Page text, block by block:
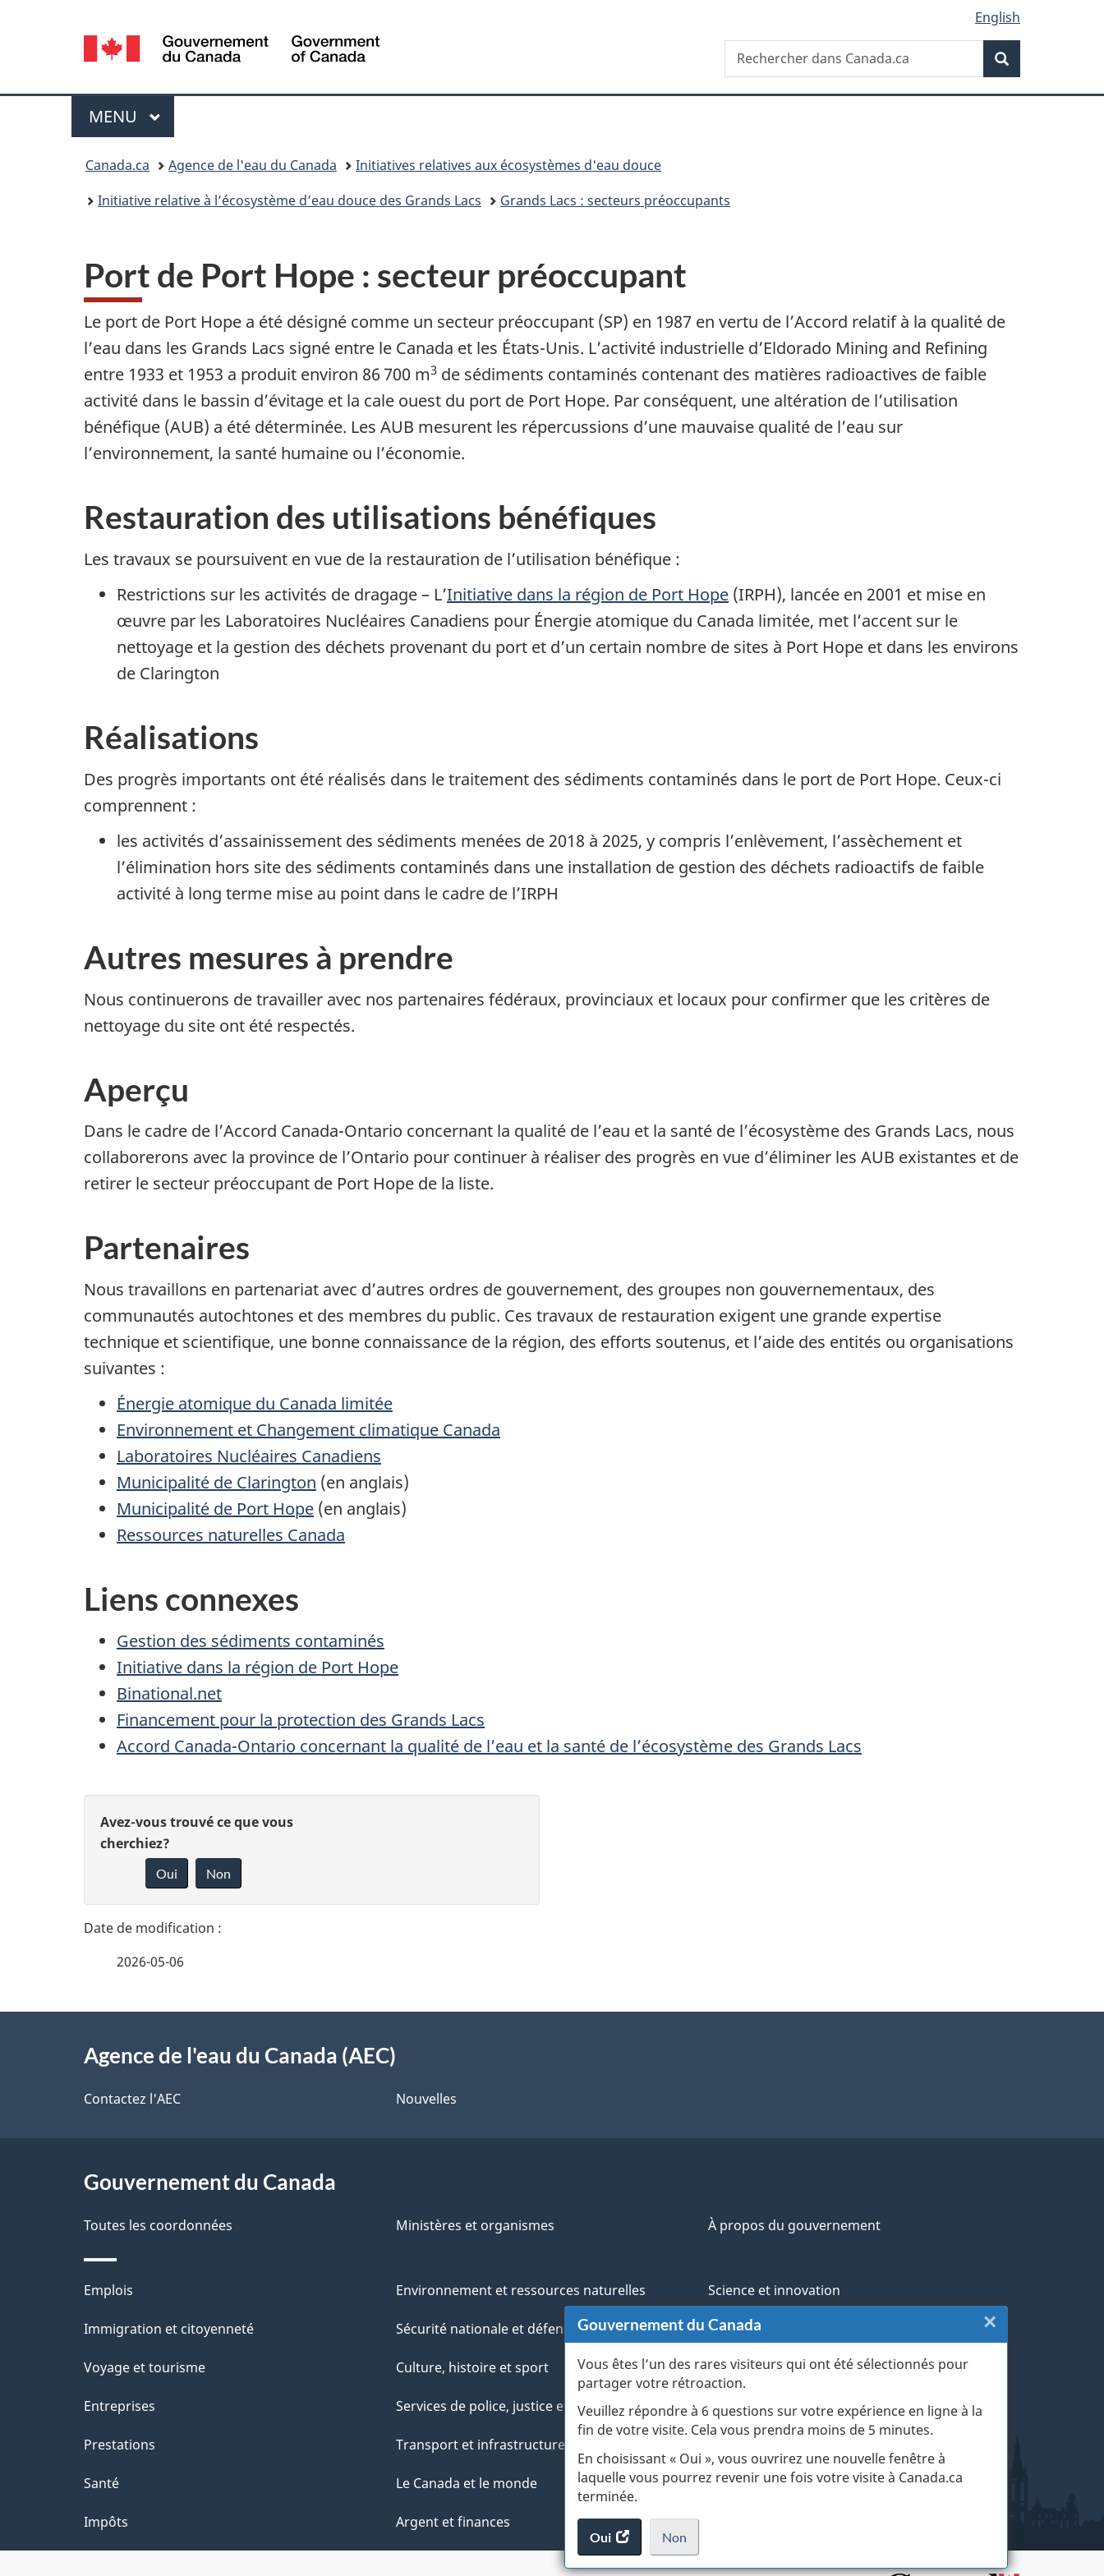
Invitations
sujet
HTML
Sélection
de
la
langue
English
Canada
Recherche
Rechercher
dans
Menu
MENU PRINCIPAL
Canada.ca Agence de l'eau du Canada
Initiatives relatives aux écosystèmes d'eau douce
Initiative relative à l’écosystème d’eau douce des Grands Lacs
Grands Lacs : secteurs préoccupants
Gouvernement du Canada
Vous êtes l’un des rares visiteurs qui ont été sélectionnés pour
partager votre rétroaction.
Veuillez répondre à 6 questions sur votre expérience en ligne à la
fin de votre visite. Cela vous prendra moins de 5 minutes.
En choisissant « Oui », vous ouvrirez une nouvelle fenêtre à
laquelle vous pourrez revenir une fois votre visite à Canada.ca
terminée.
Oui
accéder
au
Non
je
.
×
Port de Port Hope : secteur préoccupant
Le port de Port Hope a été désigné comme un secteur préoccupant (SP) en 1987 en vertu de l’Accord relatif à la qualité de
l’eau dans les Grands Lacs signé entre le Canada et les États-Unis. L’activité industrielle d’Eldorado Mining and Refining
entre 1933 et 1953 a produit environ 86 700 m3 de sédiments contaminés contenant des matières radioactives de faible
activité dans le bassin d’évitage et la cale ouest du port de Port Hope. Par conséquent, une altération de l’utilisation
bénéfique (AUB) a été déterminée. Les AUB mesurent les répercussions d’une mauvaise qualité de l’eau sur
l’environnement, la santé humaine ou l’économie.
Restauration des utilisations bénéfiques
Les travaux se poursuivent en vue de la restauration de l’utilisation bénéfique :
Restrictions sur les activités de dragage – L’Initiative dans la région de Port Hope (IRPH), lancée en 2001 et mise en
œuvre par les Laboratoires Nucléaires Canadiens pour Énergie atomique du Canada limitée, met l’accent sur le
nettoyage et la gestion des déchets provenant du port et d’un certain nombre de sites à Port Hope et dans les environs
de Clarington
Réalisations
Des progrès importants ont été réalisés dans le traitement des sédiments contaminés dans le port de Port Hope. Ceux-ci
comprennent :
les activités d’assainissement des sédiments menées de 2018 à 2025, y compris l’enlèvement, l’assèchement et
l’élimination hors site des sédiments contaminés dans une installation de gestion des déchets radioactifs de faible
activité à long terme mise au point dans le cadre de l’IRPH
Autres mesures à prendre
Nous continuerons de travailler avec nos partenaires fédéraux, provinciaux et locaux pour confirmer que les critères de
nettoyage du site ont été respectés.
Aperçu
Dans le cadre de l’Accord Canada-Ontario concernant la qualité de l’eau et la santé de l’écosystème des Grands Lacs, nous
collaborerons avec la province de l’Ontario pour continuer à réaliser des progrès en vue d’éliminer les AUB existantes et de
retirer le secteur préoccupant de Port Hope de la liste.
Partenaires
Nous travaillons en partenariat avec d’autres ordres de gouvernement, des groupes non gouvernementaux, des
communautés autochtones et des membres du public. Ces travaux de restauration exigent une grande expertise
technique et scientifique, une bonne connaissance de la région, des efforts soutenus, et l’aide des entités ou organisations
suivantes :
Énergie atomique du Canada limitée
Environnement et Changement climatique Canada
Laboratoires Nucléaires Canadiens
Municipalité de Clarington (en anglais)
Municipalité de Port Hope (en anglais)
Ressources naturelles Canada
Liens connexes
Gestion des sédiments contaminés
Initiative dans la région de Port Hope
Binational.net
Financement pour la protection des Grands Lacs
Accord Canada-Ontario concernant la qualité de l’eau et la santé de l’écosystème des Grands Lacs
D
é
a
l
s
d
a
p
a
g
e
D
n
v
o
r
o
a
c
t
i
s
Avez-vous trouvé ce que vous
cherchiez?
Oui Non
2026-05-06
proposAgence de l'eau du Canada (AEC)
Contactez l'AEC Nouvelles
Gouvernement du Canada
Toutes les coordonnées Ministères et organismes À propos du gouvernement
Thèmes
et
Emplois
Immigration et citoyenneté
Voyage et tourisme
Entreprises
Prestations
Santé
Impôts
Environnement et ressources naturelles
Sécurité nationale et défense
Culture, histoire et sport
Services de police, justice et urgences
Transport et infrastructure
Le Canada et le monde
Argent et finances
Science et innovation
Autochtones
Vétérans et militaires
Jeunesse
Gérer les événements de la vie